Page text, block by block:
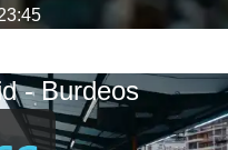
- Burdeos